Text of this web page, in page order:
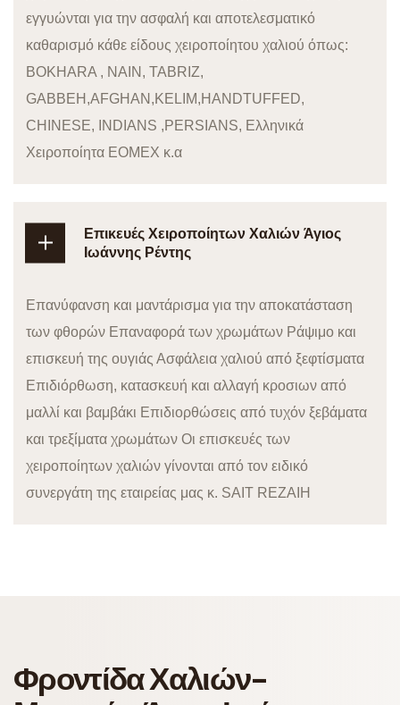
εγγυώνται για την ασφαλή και αποτελεσματικό
καθαρισμό κάθε είδους χειροποίητου χαλιού όπως:
BOKHARA , NAIN, TABRIZ,
GABBEH,AFGHAN,KELIM,HANDTUFFED,
CHINESE, INDIANS ,PERSIANS, Ελληνικά
Χειροποίητα ΕΟΜΕΧ κ.α
Επικευές Χειροποίητων Χαλιών Άγιος
Ιωάννης Ρέντης
Επανύφανση και μαντάρισμα για την αποκατάσταση
των φθορών Επαναφορά των χρωμάτων Ράψιμο και
επισκευή της ουγιάς Ασφάλεια χαλιού από ξεφτίσματα
Επιδιόρθωση, κατασκευή και αλλαγή κροσιων από
μαλλί και βαμβάκι Επιδιορθώσεις από τυχόν ξεβάματα
και τρεξίματα χρωμάτων Οι επισκευές των
χειροποίητων χαλιών γίνονται από τον ειδικό
συνεργάτη της εταιρείας μας κ. SAIT REZAIH
Φροντίδα Χαλιών-